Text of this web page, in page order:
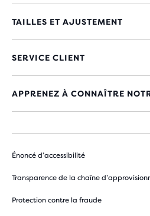
TAILLES ET AJUSTEMENT
SERVICE CLIENT
APPRENEZ À CONNAÎTRE
Énoncé d’accessibilité
Transparence de la chaîne
Protection contre la fraude